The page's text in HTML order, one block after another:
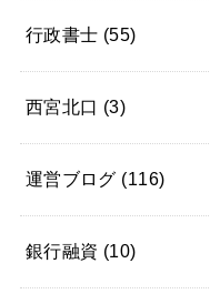
行政書士 (55)
西宮北口 (3)
運営ブログ (116)
銀行融資 (10)